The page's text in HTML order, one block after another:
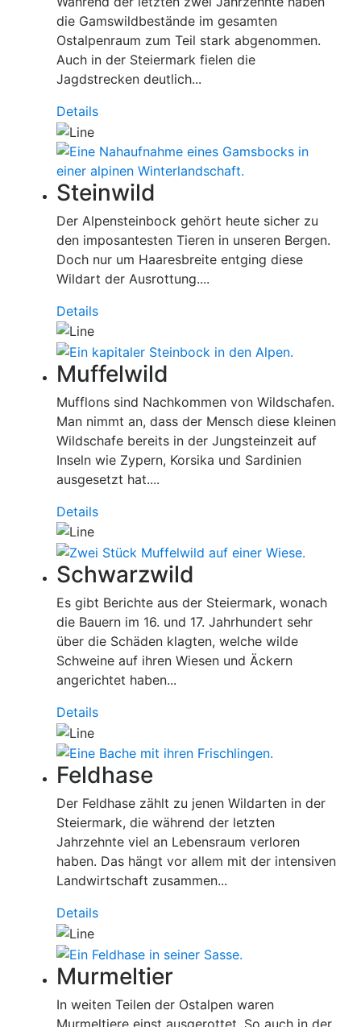
die Gamswildbestände im gesamten
Ostalpenraum zum Teil stark abgenommen.
Auch in der Steiermark fielen die
Jagdstrecken deutlich...
Details
Steinwild
Der Alpensteinbock gehört heute sicher zu
den imposantesten Tieren in unseren Bergen.
Doch nur um Haaresbreite entging diese
Wildart der Ausrottung....
Details
Muffelwild
Mufflons sind Nachkommen von Wildschafen.
Man nimmt an, dass der Mensch diese kleinen
Wildschafe bereits in der Jungsteinzeit auf
Inseln wie Zypern, Korsika und Sardinien
ausgesetzt hat....
Details
Schwarzwild
Es gibt Berichte aus der Steiermark, wonach
die Bauern im 16. und 17. Jahrhundert sehr
über die Schäden klagten, welche wilde
Schweine auf ihren Wiesen und Äckern
angerichtet haben...
Details
Feldhase
Der Feldhase zählt zu jenen Wildarten in der
Steiermark, die während der letzten
Jahrzehnte viel an Lebensraum verloren
haben. Das hängt vor allem mit der intensiven
Landwirtschaft zusammen...
Details
Murmeltier
In weiten Teilen der Ostalpen waren
Murmeltiere einst ausgerottet. So auch in der